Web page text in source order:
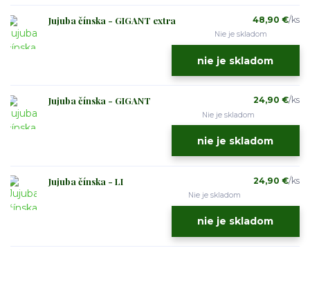
Jujuba čínska - GIGANT extra 48,90 €/ks
Nie je skladom
nie je skladom
Jujuba čínska - GIGANT 24,90 €/ks
Nie je skladom
nie je skladom
Jujuba čínska - LI 24,90 €/ks
Nie je skladom
nie je skladom